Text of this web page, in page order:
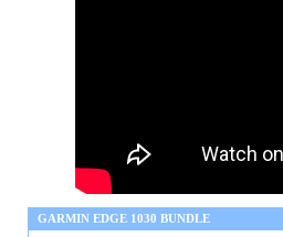
GARMIN EDGE 1030 BUNDLE